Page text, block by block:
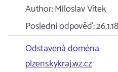
Author:Miloslav Vítek
Poslední odpověď:
Odstavená doména
plzenskykraj.wz.cz